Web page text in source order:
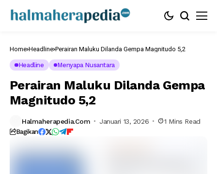
Home Headline Perairan Maluku Dilanda Gempa Magnitudo 5,2
Headline Menyapa Nusantara
Perairan Maluku Dilanda Gempa
Magnitudo 5,2
Halmaherapedia.com Januari 13, 2026 1 Mins Read
Bagikan